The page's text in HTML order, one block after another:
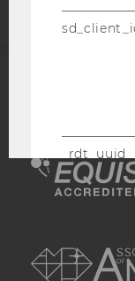
_rdt_uuid